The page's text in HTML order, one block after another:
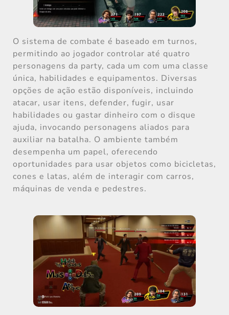
O sistema de combate é baseado em turnos,
permitindo ao jogador controlar até quatro
personagens da party, cada um com uma classe
única, habilidades e equipamentos. Diversas
opções de ação estão disponíveis, incluindo
atacar, usar itens, defender, fugir, usar
habilidades ou gastar dinheiro com o disque
ajuda, invocando personagens aliados para
auxiliar na batalha. O ambiente também
desempenha um papel, oferecendo
oportunidades para usar objetos como bicicletas,
cones e latas, além de interagir com carros,
máquinas de venda e pedestres.